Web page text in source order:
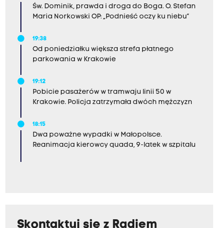
Św. Dominik, prawda i droga do Boga. O. Stefan
Maria Norkowski OP: „Podnieść oczy ku niebu”
19:38
Od poniedziałku większa strefa płatnego
parkowania w Krakowie
19:12
Pobicie pasażerów w tramwaju linii 50 w
Krakowie. Policja zatrzymała dwóch mężczyzn
18:15
Dwa poważne wypadki w Małopolsce.
Reanimacja kierowcy quada, 9-latek w szpitalu
Skontaktuj się z Radiem